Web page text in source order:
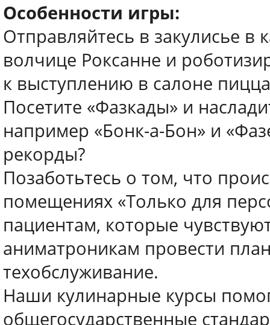
Особенности игры:
Отправляйтесь в закулисье в
волчице Роксанне и
к выступлению в салоне
Посетите «Фазкады» и
например «Бонк-а-Бон» и
рекорды?
Позаботьтесь о том, что
помещениях «Только для
пациентам, которые
аниматроникам провести
техобслуживание.
Наши кулинарные курсы
общегосударственные